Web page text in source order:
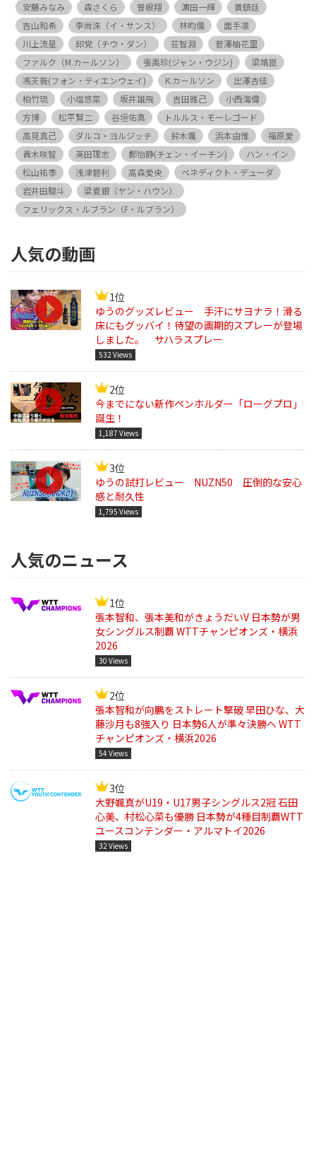
安藤みなみ
森さくら 曽根翔 濵田一輝
黄鎮廷
吉山和希
李尚洙（イ・サンス） 林昀儒
面手凛
川上流星
邱党（チウ・ダン） 荘智淵
菅澤柚花里
ファルク（M.カールソン）
張禹珍(ジャン・ウジン)
梁靖崑
馮天薇(フォン・ティエンウェイ)
K.カールソン
出澤杏佳
柏竹琉
小塩悠菜 坂井雄飛 吉田雅己
小西海偉
方博
松平賢二 谷垣佑真
トルルス・モーレゴード
高見真己
ダルコ・ヨルジッチ 鈴木颯 浜本由惟
福原愛
青木咲智
英田理志 鄭怡静(チェン・イーチン)
ハン・イン
松山祐季
浅津碧利 高森愛央
ベネディクト・デューダ
岩井田駿斗
梁夏銀（ヤン・ハウン）
フェリックス・ルブラン（F・ルブラン）
人気の動画
1位
ゆうのグッズレビュー 手汗にサヨナラ！滑る
床にもグッバイ！待望の画期的スプレーが登場
しました。 サハラスプレー
532 Views
2位
今までにない新作ペンホルダー「ローグプロ」
誕生！
1,187 Views
3位
ゆうの試打レビュー NUZN50 圧倒的な安心
感と耐久性
1,795 Views
人気のニュース
1位
張本智和、張本美和がきょうだいV 日本勢が男
女シングルス制覇 WTTチャンピオンズ・横浜
2026
30 Views
2位
張本智和が向鵬をストレート撃破 早田ひな、大
藤沙月も8強入り 日本勢6人が準々決勝へ WTT
チャンピオンズ・横浜2026
54 Views
3位
大野颯真がU19・U17男子シングルス2冠 石田
心美、村松心菜も優勝 日本勢が4種目制覇WTT
ユースコンテンダー・アルマトイ2026
32 Views